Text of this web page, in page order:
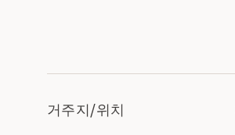
거주지/위치